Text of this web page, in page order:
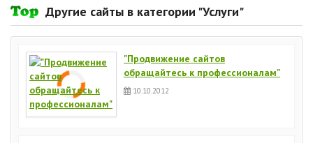
Другие сайты в категории "Услуги"
"Продвижение сайтов
обращайтесь к профессионалам"
10.10.2012